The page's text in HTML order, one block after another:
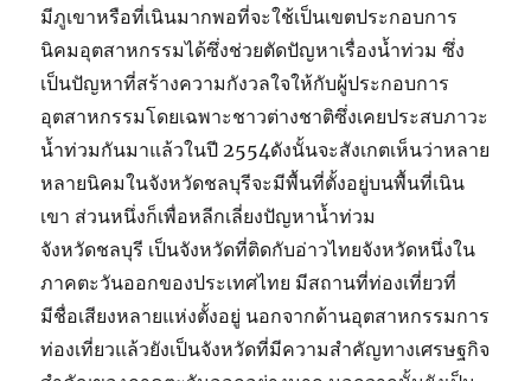
มีภูเขาหรือที่เนินมากพอที่จะใช้เป็นเขตประกอบการ
นิคมอุตสาหกรรมได้ซึ่งช่วยตัดปัญหาเรื่องน้ำท่วม ซึ่ง
เป็นปัญหาที่สร้างความกังวลใจให้กับผู้ประกอบการ
อุตสาหกรรมโดยเฉพาะชาวต่างชาติซึ่งเคยประสบภาวะ
น้ำท่วมกันมาแล้วในปี 2554ดังนั้นจะสังเกตเห็นว่าหลาย
หลายนิคมในจังหวัดชลบุรีจะมีพื้นที่ตั้งอยู่บนพื้นที่เนิน
เขา ส่วนหนึ่งก็เพื่อหลีกเลี่ยงปัญหาน้ำท่วม
จังหวัดชลบุรี เป็นจังหวัดที่ติดกับอ่าวไทยจังหวัดหนึ่งใน
ภาคตะวันออกของประเทศไทย มีสถานที่ท่องเที่ยวที่
มีชื่อเสียงหลายแห่งตั้งอยู่ นอกจากด้านอุตสาหกรรมการ
ท่องเที่ยวแล้วยังเป็นจังหวัดที่มีความสำคัญทางเศรษฐกิจ